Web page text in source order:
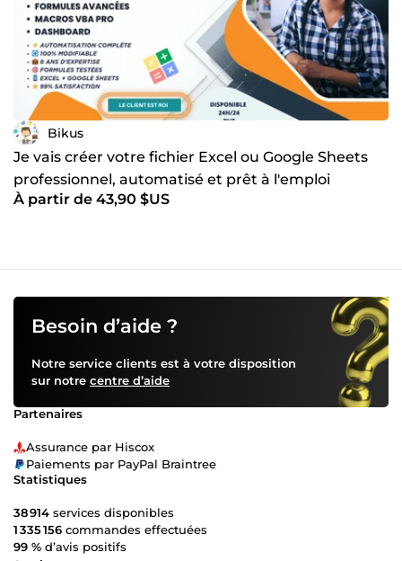
Bikus
Je vais créer votre fichier Excel ou Google Sheets
professionnel, automatisé et prêt à l'emploi
À partir de 43,90 $US
Besoin d’aide ?
Notre service clients est à votre disposition
sur notre centre d’aide
Partenaires
Assurance par Hiscox
Paiements par PayPal Braintree
Statistiques
38 914 services disponibles
1 335 156 commandes effectuées
99 % d’avis positifs